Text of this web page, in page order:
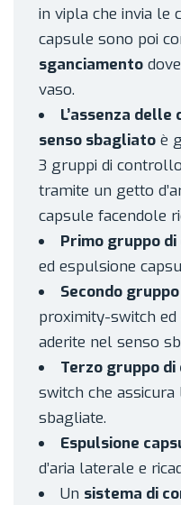
in vipla che invia le
capsule sono poi
sganciamento
vaso.
L’assenza
senso sbagliato è
3 gruppi di
tramite un getto
capsule facendole
Primo gruppo
ed espulsione
Secondo
proximity-switch
aderite nel senso
Terzo gruppo
switch che assicura
sbagliate.
Espulsione
d’aria laterale e
Un sistema di